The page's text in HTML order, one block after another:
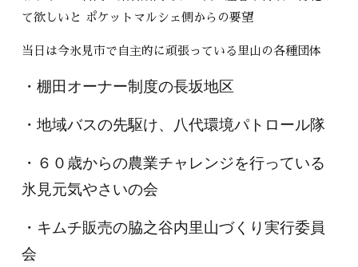
て欲しいと ポケットマルシェ側からの要望
当日は今氷見市で自主的に頑張っている里山の各種団体
・棚田オーナー制度の長坂地区
・地域バスの先駆け、八代環境パトロール隊
・６０歳からの農業チャレンジを行っている
氷見元気やさいの会
・キムチ販売の脇之谷内里山づくり実行委員
会